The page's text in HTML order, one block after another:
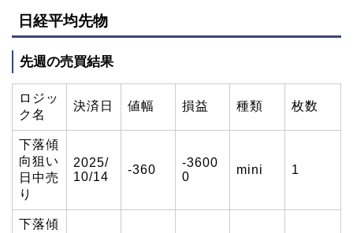
日経平均先物
先週の売買結果
ロジッ
ク名
決済日 値幅 損益 種類 枚数
下落傾
向狙い
日中売
り
2025/
10/14
-360
-3600
0
mini 1
下落傾